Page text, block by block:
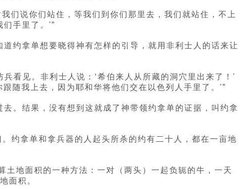
们说你们站住，等我们到你们那里去，我们就站住，不上
手里了。'”
约拿单想要晓得神有怎样的引导，就用非利士人的话来让
看见。非利士人说：‘希伯来人从所藏的洞穴里出来了！'
随我上去，因为耶和华将他们交在以色列人手里了。'”
。结果，没有想到这就成了神带领约拿单的证据，叫约拿
约拿单和拿兵器的人起头所杀的约有二十人，都在一亩地
土地面积的一种方法：一对（两头）一起负轭的牛，一天
面积。